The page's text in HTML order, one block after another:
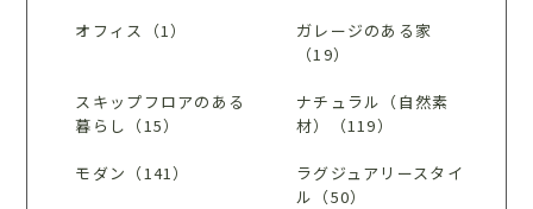
オフィス（1）
ガレージのある家
（19）
スキップフロアのある
暮らし（15）
ナチュラル（自然素
材）（119）
モダン（141）
ラグジュアリースタイ
ル（50）